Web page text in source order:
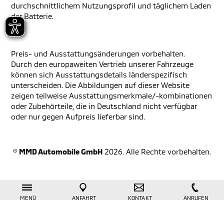
MENÜ ANFAHRT KONTAKT ANRUFEN
durchschnittlichem Nutzungsprofil und täglichem Laden
der Batterie.
Preis- und Ausstattungsänderungen vorbehalten.
Durch den europaweiten Vertrieb unserer Fahrzeuge
können sich Ausstattungsdetails länderspezifisch
unterscheiden. Die Abbildungen auf dieser Website
zeigen teilweise Ausstattungsmerkmale/-kombinationen
oder Zubehörteile, die in Deutschland nicht verfügbar
oder nur gegen Aufpreis lieferbar sind.
© MMD Automobile GmbH 2026. Alle Rechte vorbehalten.